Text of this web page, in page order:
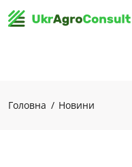
Головна Новини